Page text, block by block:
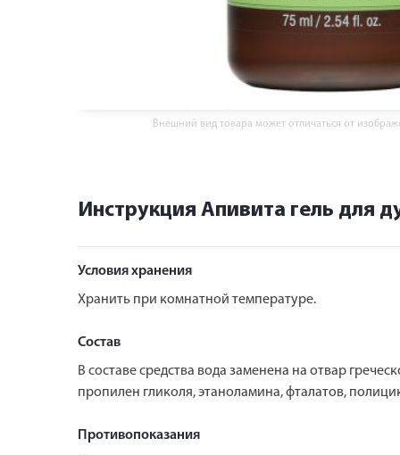
Внешний вид товара может отличаться от
Инструкция Апивита гель для
Условия хранения
Хранить при комнатной температуре.
Состав
В составе средства вода заменена на отвар
пропилен гликоля, этаноламина, фталатов,
Противопоказания